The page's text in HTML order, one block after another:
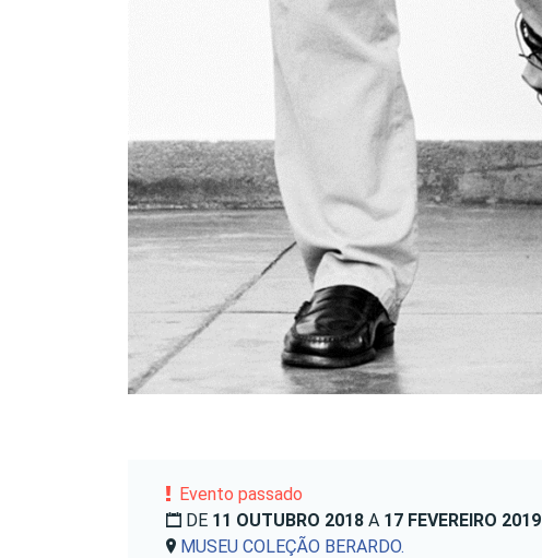
Evento passado
DE 11 OUTUBRO 2018 A 17 FEVEREIRO 2019
MUSEU COLEÇÃO BERARDO.